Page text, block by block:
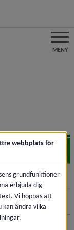
MENY
webbplats för
grundfunktioner
erbjuda dig
Vi hoppas att
kan ändra vilka